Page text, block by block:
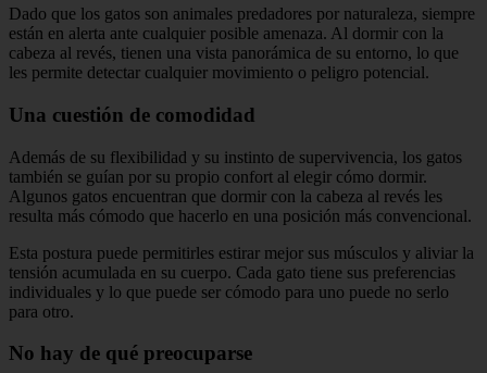
Dado que los gatos son animales predadores por naturaleza, siempre
están en alerta ante cualquier posible amenaza. Al dormir con la
cabeza al revés, tienen una vista panorámica de su entorno, lo que
les permite detectar cualquier movimiento o peligro potencial.
Una cuestión de comodidad
Además de su flexibilidad y su instinto de supervivencia, los gatos
también se guían por su propio confort al elegir cómo dormir.
Algunos gatos encuentran que dormir con la cabeza al revés les
resulta más cómodo que hacerlo en una posición más convencional.
Esta postura puede permitirles estirar mejor sus músculos y aliviar la
tensión acumulada en su cuerpo. Cada gato tiene sus preferencias
individuales y lo que puede ser cómodo para uno puede no serlo
para otro.
No hay de qué preocuparse